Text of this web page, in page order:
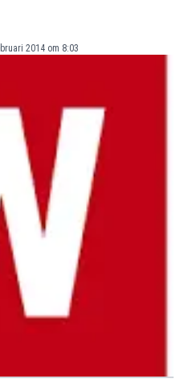
2014 om 8:03